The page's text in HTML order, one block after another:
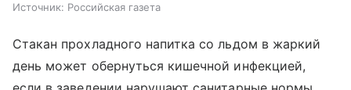
Источник: Российская газета
Стакан прохладного напитка со льдом в жаркий
день может обернуться кишечной инфекцией,